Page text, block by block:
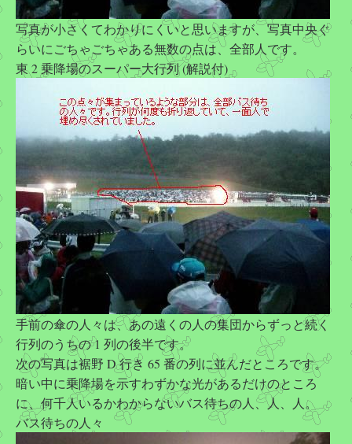
写真が小さくてわかりにくいと思いますが、写真中央ぐ
らいにごちゃごちゃある無数の点は、全部人です。
東 2 乗降場のスーパー大行列 (解説付)
手前の傘の人々は、あの遠くの人の集団からずっと続く
行列のうちの 1 列の後半です。
次の写真は裾野 D 行き 65 番の列に並んだところです。
暗い中に乗降場を示すわずかな光があるだけのところ
に、何千人いるかわからないバス待ちの人、人、人。
バス待ちの人々